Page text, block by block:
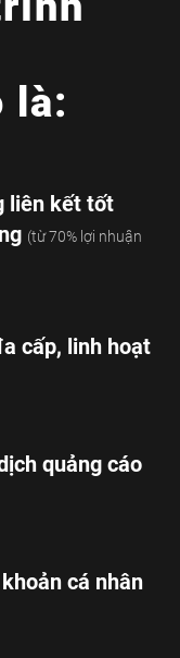
là:
liên kết tốt
(từ 70% lợi nhuận
cấp, linh hoạt
quảng cáo
cá nhân